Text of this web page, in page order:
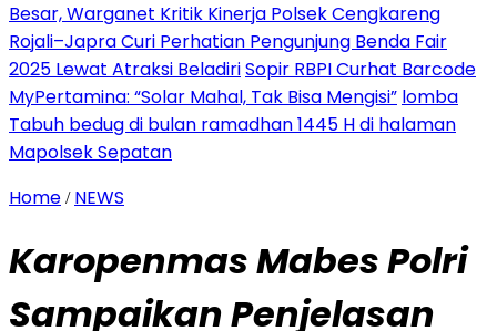
Besar, Warganet Kritik Kinerja Polsek Cengkareng
Rojali–Japra Curi Perhatian Pengunjung Benda Fair
2025 Lewat Atraksi BeladiriSopir RBPI Curhat Barcode
MyPertamina: “Solar Mahal, Tak Bisa Mengisi” lomba
Tabuh bedug di bulan ramadhan 1445 H di halaman
Mapolsek Sepatan
Home / NEWS
Karopenmas Mabes Polri
Sampaikan Penjelasan